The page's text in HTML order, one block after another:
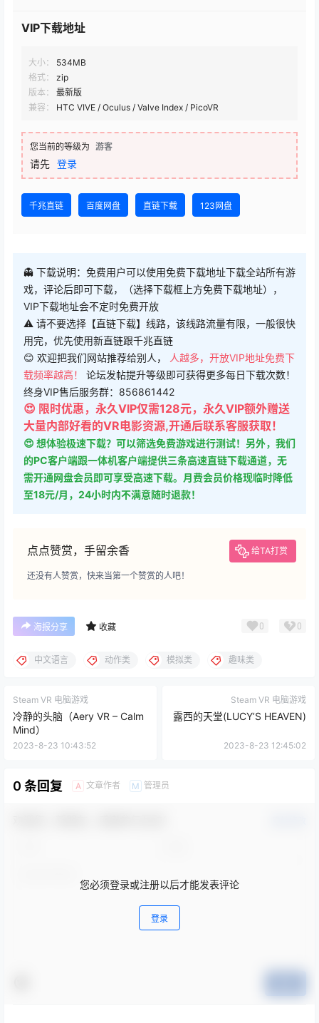
VIP下载地址
大小：
534MB
格式：
zip
版本：
最新版
兼容：
HTC VIVE / Oculus / Valve Index / PicoVR
您当前的等级为 游客
请先 登录
千兆直链 百度网盘 直链下载 123网盘
👻 下载说明：免费用户可以使用免费下载地址下载全站所有游
戏，评论后即可下载，（选择下载框上方免费下载地址），
VIP下载地址会不定时免费开放
⚠ 请不要选择【直链下载】线路，该线路流量有限，一般很快
用完，优先使用新直链跟千兆直链
😊 欢迎把我们网站推荐给别人，
人越多，开放VIP地址免费下
载频率越高！ 论坛发帖提升等级即可获得更多每日下载次数！
终身VIP售后服务群：856861442
😍 限时优惠，永久VIP仅需128元，永久VIP额外赠送
大量内部好看的VR电影资源,开通后联系客服获取！
😍 想体验极速下载？可以筛选免费游戏进行测试！另外，我们
的PC客户端跟一体机客户端提供三条高速直链下载通道，无
需开通网盘会员即可享受高速下载。月费会员价格现临时降低
至18元/月，24小时内不满意随时退款！
点点赞赏，手留余香 给TA打赏
还没有人赞赏，快来当第一个赞赏的人吧！
海报分享 收藏 0 0
中文语言 动作类 模拟类 趣味类
Steam VR 电脑游戏
冷静的头脑（Aery VR – Calm
Mind）
2023-8-23 10:43:52
Steam VR 电脑游戏
露西的天堂(LUCY’S HEAVEN)
2023-8-23 12:45:02
0 条回复 A 文章作者 M 管理员
您必须登录或注册以后才能发表评论
登录